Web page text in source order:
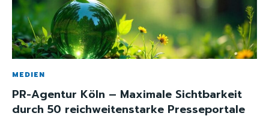
MEDIEN
PR-Agentur Köln – Maximale Sichtbarkeit
durch 50 reichweitenstarke Presseportale